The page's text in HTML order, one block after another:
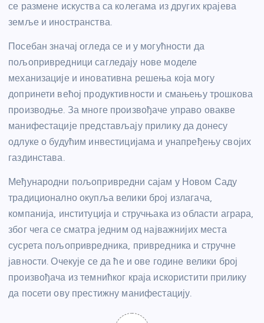
се размене искуства са колегама из других крајева
земље и иностранства.
Посебан значај огледа се и у могућности да
пољопривредници сагледају нове моделе
механизације и иновативна решења која могу
допринети већој продуктивности и смањењу трошкова
производње. За многе произвођаче управо овакве
манифестације представљају прилику да донесу
одлуке о будућим инвестицијама и унапређењу својих
газдинстава.
Међународни пољопривредни сајам у Новом Саду
традиционално окупља велики број излагача,
компанија, институција и стручњака из области аграра,
због чега се сматра једним од најважнијих места
сусрета пољопривредника, привредника и стручне
јавности. Очекује се да ће и ове године велики број
произвођача из темнићког краја искористити прилику
да посети ову престижну манифестацију.